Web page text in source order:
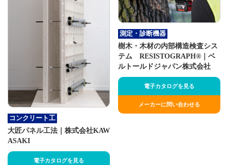
コンクリート工
大匠パネル工法｜株式会社KAW
ASAKI
電子カタログを見る
測定・診断機器
樹木・木材の内部構造検査シス
テム RESISTOGRAPH®｜ベ
ルトールドジャパン株式会社
電子カタログを見る
メーカーに問い合わせる